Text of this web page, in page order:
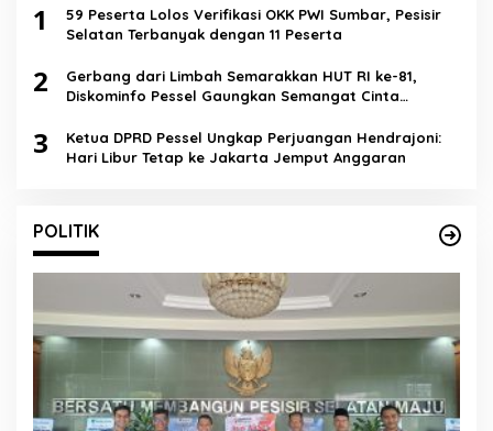
1
59 Peserta Lolos Verifikasi OKK PWI Sumbar, Pesisir
Selatan Terbanyak dengan 11 Peserta
2
Gerbang dari Limbah Semarakkan HUT RI ke-81,
Diskominfo Pessel Gaungkan Semangat Cinta
3
Ketua DPRD Pessel Ungkap Perjuangan Hendrajoni:
Hari Libur Tetap ke Jakarta Jemput Anggaran
POLITIK